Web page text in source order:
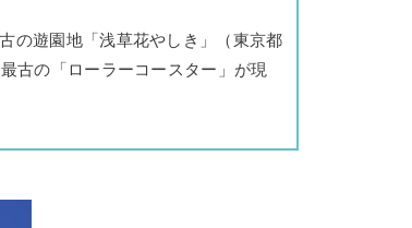
の遊園地「浅草花やしき」（東京都
古の「ローラーコースター」が現